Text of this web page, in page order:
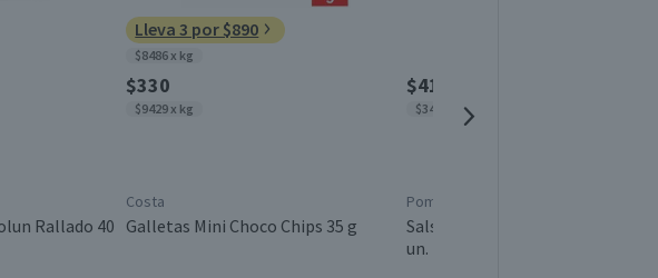
0,1
15,8
Rallado 40
Lleva 3 por $890
$8486 x kg
$330
$9429 x kg
Costa
Galletas Mini Choco Chips 35 g
$4150
$3458 x kg
Pomarola
Salsa de Tomate Pomarola 200 g 6
un.